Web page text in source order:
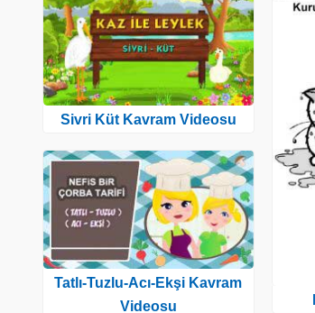
Sivri Küt Kavram Videosu
Tatlı-Tuzlu-Acı-Ekşi Kavram
Videosu